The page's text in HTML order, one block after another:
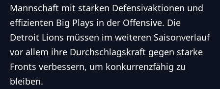
Mannschaft mit starken Defensivaktionen und
effizienten Big Plays in der Offensive. Die
Detroit Lions müssen im weiteren Saisonverlauf
vor allem ihre Durchschlagskraft gegen starke
Fronts verbessern, um konkurrenzfähig zu
bleiben.